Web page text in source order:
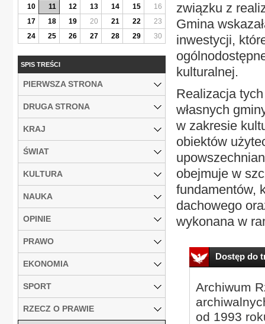
związku z
Gmina
inwestycji,
kulturalnej.
Realizacja
własnych
w zakresie
obiektów
obejmuje w
fundamentów,
dachowego
wykonana w
Dostęp do
Archiwum
od 1993
10
11 12 13 14 15
16
17
18 19 20 21 22
23
24
25 26 27 28 29 30
SPIS TREŚCI
PIERWSZA STRONA
DRUGA STRONA
KRAJ
ŚWIAT
KULTURA
NAUKA
OPINIE
PRAWO
EKONOMIA
SPORT
RZECZ O PRAWIE